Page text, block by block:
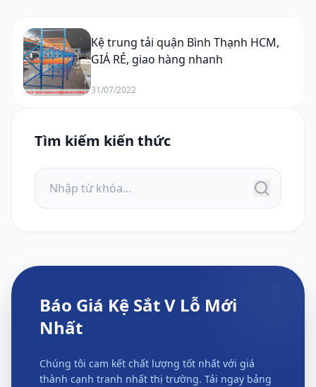
Kệ trung tải quận Bình Thạnh HCM,
GIÁ RẺ, giao hàng nhanh
31/07/2022
Tìm kiếm kiến thức
Báo Giá Kệ Sắt V Lỗ Mới
Nhất
Chúng tôi cam kết chất lượng tốt nhất với giá
thành cạnh tranh nhất thị trường. Tải ngay bảng